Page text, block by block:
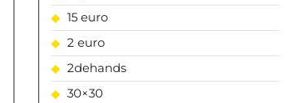
15 euro
2 euro
2dehands
30×30